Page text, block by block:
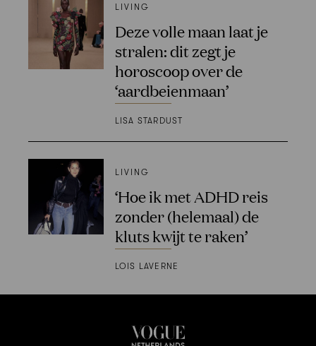
LIVING
Deze volle maan laat je
stralen: dit zegt je
horoscoop over de
‘aardbeienmaan’
LISA STARDUST
LIVING
‘Hoe ik met ADHD reis
zonder (helemaal) de
kluts kwijt te raken’
LOIS LAVERNE